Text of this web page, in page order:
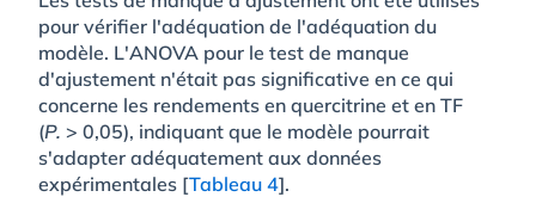
pour vérifier l'adéquation de l'adéquation du
modèle. L'ANOVA pour le test de manque
d'ajustement n'était pas significative en ce qui
concerne les rendements en quercitrine et en TF
(P. > 0,05), indiquant que le modèle pourrait
s'adapter adéquatement aux données
expérimentales [Tableau 4].